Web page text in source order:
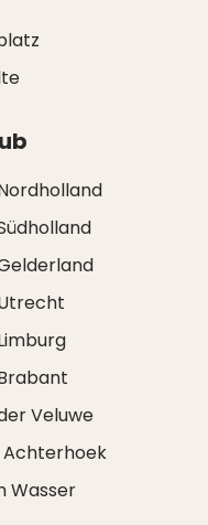
Veluwe
Achterhoek
Wasser